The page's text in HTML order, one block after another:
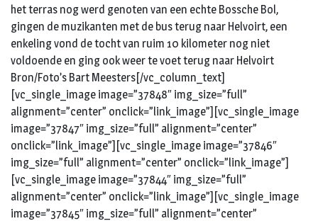
het terras nog werd genoten van een echte Bossche Bol,
gingen de muzikanten met de bus terug naar Helvoirt, een
enkeling vond de tocht van ruim 10 kilometer nog niet
voldoende en ging ook weer te voet terug naar Helvoirt
Bron/Foto’s Bart Meesters[/vc_column_text]
[vc_single_image image=”37848″ img_size=”full”
alignment=”center” onclick=”link_image”][vc_single_image
image=”37847″ img_size=”full” alignment=”center”
onclick=”link_image”][vc_single_image image=”37846″
img_size=”full” alignment=”center” onclick=”link_image”]
[vc_single_image image=”37844″ img_size=”full”
alignment=”center” onclick=”link_image”][vc_single_image
image=”37845″ img_size=”full” alignment=”center”